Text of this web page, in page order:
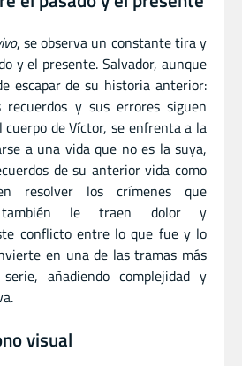
, se observa un constante tira y
y el presente. Salvador, aunque
escapar de su historia anterior:
recuerdos y sus errores siguen
cuerpo de Víctor, se enfrenta a la
a una vida que no es la suya,
de su anterior vida como
resolver los crímenes que
le traen dolor y
conflicto entre lo que fue y lo
en una de las tramas más
añadiendo complejidad y
visual